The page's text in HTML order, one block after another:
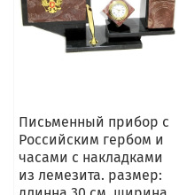
Письменный прибор с
Российским гербом и
часами с накладками
из лемезита. размер: